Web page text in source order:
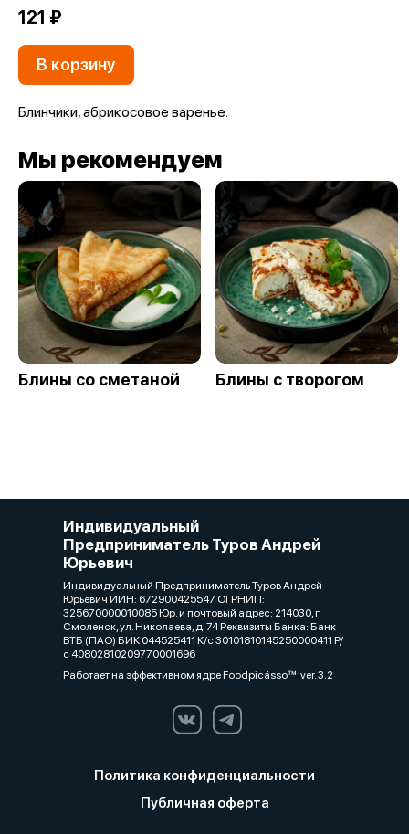
121 ₽
В корзину
Блинчики, абрикосовое варенье.
Мы рекомендуем
Блины со сметаной Блины с творогом
Индивидуальный
Предприниматель Туров Андрей
Юрьевич
Индивидуальный Предприниматель Туров Андрей
Юрьевич ИИН: 672900425547 ОГРНИП:
325670000010085 Юр. и почтовый адрес: 214030, г.
Смоленск, ул. Николаева, д. 74 Реквизиты Банка: Банк
ВТБ (ПАО) БИК 044525411 К/с 30101810145250000411 Р/
с 40802810209770001696
Работает на эффективном ядреFoodpicássover. 3.2
Политика конфиденциальности
Публичная оферта